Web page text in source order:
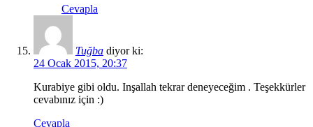
Cevapla
Tuğba diyor ki:
24 Ocak 2015, 20:37
Kurabiye gibi oldu. Inşallah tekrar deneyeceğim . Teşekkürler
cevabınız için :)
Cevapla